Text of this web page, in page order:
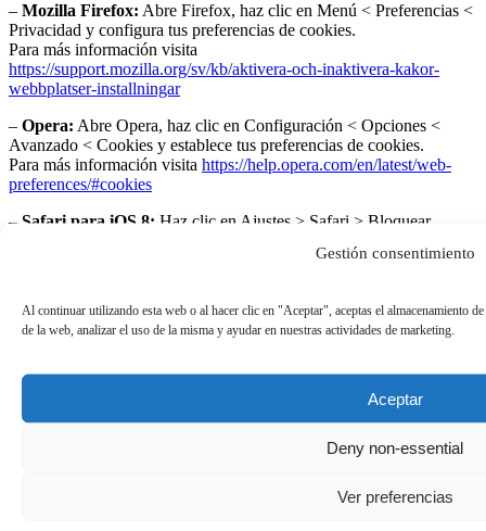
Gestión consentimiento
Al continuar utilizando esta web o al hacer clic en "Aceptar", aceptas el almacenamiento
de la web, analizar el uso de la misma y ayudar en nuestras actividades de marketing.
Aceptar
Deny non-essential
Ver preferencias
– Mozilla Firefox: Abre Firefox, haz clic en Menú < Preferencias <
Privacidad y configura tus preferencias de cookies.
Para más información visita
https://support.mozilla.org/sv/kb/aktivera-och-inaktivera-kakor-
webbplatser-installningar
– Opera: Abre Opera, haz clic en Configuración < Opciones <
Avanzado < Cookies y establece tus preferencias de cookies.
Para más información visita https://help.opera.com/en/latest/web-
preferences/#cookies
– Safari para iOS 8: Haz clic en Ajustes > Safari > Bloquear
visito”, “Permitir solo de los sitios web actuales” o “Bloquear
se/HT201265
el menú de Chrome < Configuración < Mostrar opciones
avanzadas… < Privacidad < Configuración de contenido… <
Cookies y configura tus preferencias.
https://support.google.com/chrome/answer/95647?hl=es
Abre Internet Explorer Mobile, haz
clic en Más < Configuración y personaliza las cookies según tus